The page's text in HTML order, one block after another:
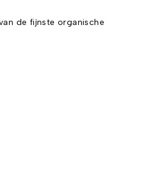
de fijnste organische